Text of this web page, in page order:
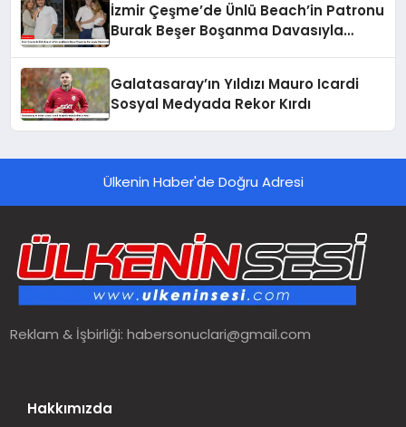
İzmir Çeşme’de Ünlü Beach’in Patronu
Burak Beşer Boşanma Davasıyla
Galatasaray’ın Yıldızı Mauro Icardi
Sosyal Medyada Rekor Kırdı
Ülkenin Haber'de Doğru Adresi
Reklam & İşbirliği:habersonuclari@gmail.com
Hakkımızda